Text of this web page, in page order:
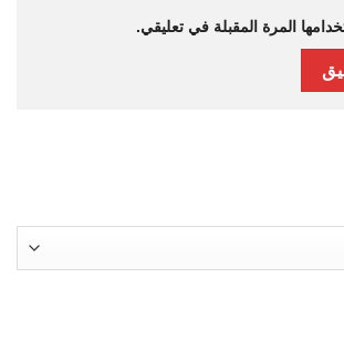
المرة المقبلة في تعليقي.